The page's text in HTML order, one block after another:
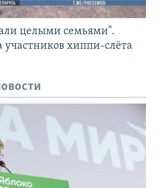
целыми семьями".
участников хиппи-слёта